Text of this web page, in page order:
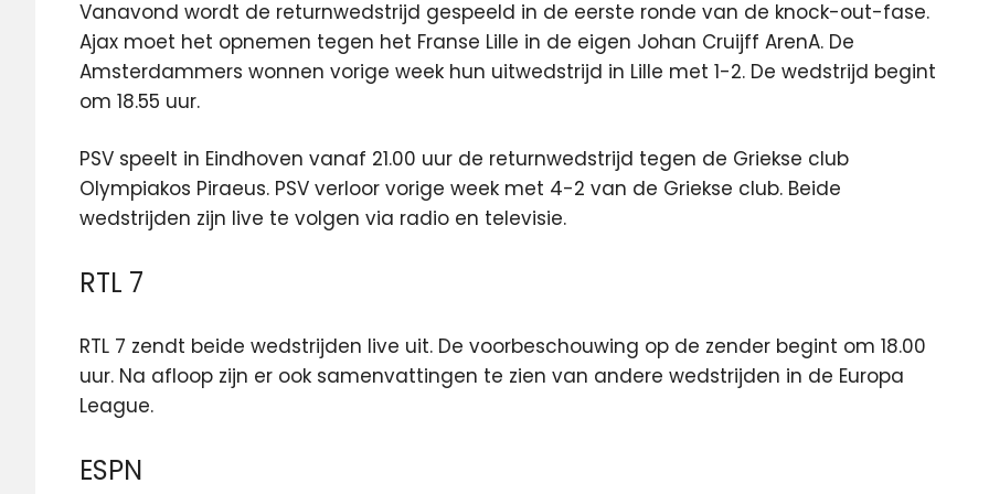
Vanavond wordt de returnwedstrijd gespeeld in de eerste ronde van de knock-out-fase.
Ajax moet het opnemen tegen het Franse Lille in de eigen Johan Cruijff ArenA. De
Amsterdammers wonnen vorige week hun uitwedstrijd in Lille met 1-2. De wedstrijd begint
om 18.55 uur.
PSV speelt in Eindhoven vanaf 21.00 uur de returnwedstrijd tegen de Griekse club
Olympiakos Piraeus. PSV verloor vorige week met 4-2 van de Griekse club. Beide
wedstrijden zijn live te volgen via radio en televisie.
RTL 7
RTL 7 zendt beide wedstrijden live uit. De voorbeschouwing op de zender begint om 18.00
uur. Na afloop zijn er ook samenvattingen te zien van andere wedstrijden in de Europa
League.
ESPN